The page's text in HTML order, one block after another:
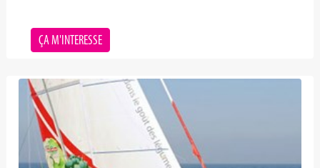
ÇA M'INTERESSE